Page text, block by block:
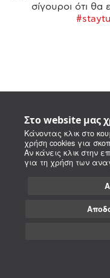
Στο website μας
Κάνοντας κλικ στο
χρήση cookies για
Αν κάνεις κλικ στην
για τη χρήση των
σίγουροι ότι